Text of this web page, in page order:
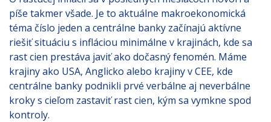
píše takmer všade. Je to aktuálne makroekonomická
téma číslo jeden a centrálne banky začínajú aktívne
riešiť situáciu s infláciou minimálne v krajinách, kde sa
rast cien prestáva javiť ako dočasný fenomén. Máme
krajiny ako USA, Anglicko alebo krajiny v CEE, kde
centrálne banky podnikli prvé verbálne aj neverbálne
kroky s cieľom zastaviť rast cien, kým sa vymkne spod
kontroly.